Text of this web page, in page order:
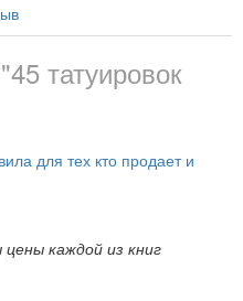
татуировок
для тех кто продает и
каждой из книг